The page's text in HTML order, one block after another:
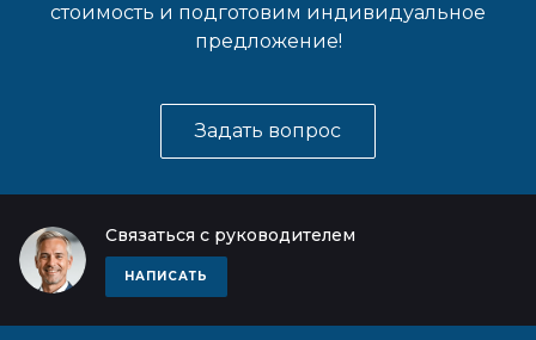
стоимость и подготовим индивидуальное
предложение!
Задать вопрос
Связаться с руководителем
НАПИСАТЬ